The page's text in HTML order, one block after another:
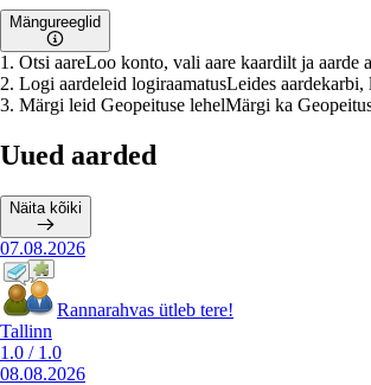
Mängureeglid
1 . Otsi aareLoo konto, vali aare kaardilt ja aarde
2. Logi aardeleid logiraamatusLeides aardekarbi,
3. Märgi leid Geopeituse lehelMärgi ka
Uued aarded
Näita kõiki
07.08.2026
Rannarahvas ütleb tere!
Tallinn
1.0 / 1.0
08.08.2026